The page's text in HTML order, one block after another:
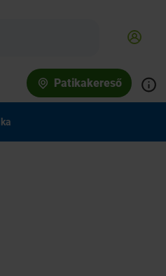
Patikakereső